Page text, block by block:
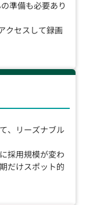
準備も必要あり
クセスして録画
、リーズナブル
採用規模が変わ
だけスポット的